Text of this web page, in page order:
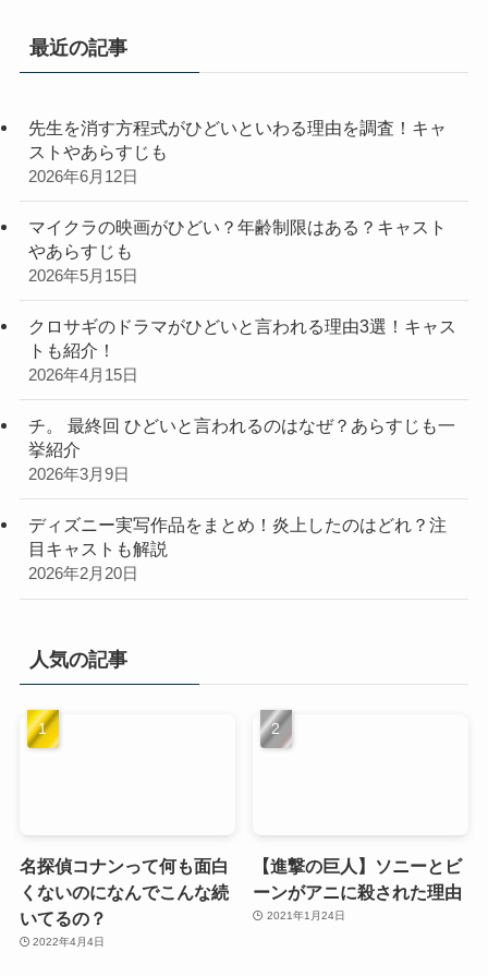
リ
最近の記事
先生を消す方程式がひどいといわる理由を調査！キャ
ストやあらすじも
2026年6月12日
マイクラの映画がひどい？年齢制限はある？キャスト
やあらすじも
2026年5月15日
クロサギのドラマがひどいと言われる理由3選！キャス
トも紹介！
2026年4月15日
チ。 最終回 ひどいと言われるのはなぜ？あらすじも一
挙紹介
2026年3月9日
ディズニー実写作品をまとめ！炎上したのはどれ？注
目キャストも解説
2026年2月20日
人気の記事
名探偵コナンって何も面白
くないのになんでこんな続
いてるの？
2022年4月4日
【進撃の巨人】ソニーとビ
ーンがアニに殺された理由
2021年1月24日